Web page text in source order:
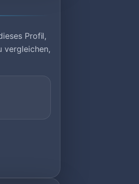
Profil,
vergleichen,